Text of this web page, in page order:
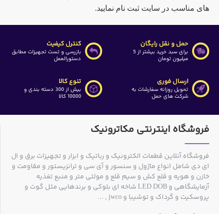
های مناسب در سایت ثبت نام نمایید.
حمل و نقل رایگان
برای سبد خرید بیشتر از 5
میلیون تومان
کنترل کیفیت
بازرسی و تست تجهیزات مطابق
دستورالعمل
ارسال فوری
تحویل روزانه سفارشات به
شرکت های حمل
تنوع کالا
بیش از 300 دسته بندی و
10000 کالا
فروشگاه اینترنتی مکاترونیک
فروشگاه آنلاین قطعات الکترونیک و رباتیک و ابزار و تجهیزات برق و ال
ای دی شامل انواع ماژول و سنسور و آی سی و ترانزیستور و مقاومت و
خازن و هویه و قلع کش و سیم قلع و مولتی متر و منبع تغذیه
آزمایشگاهی و LED DOB شاخه ای بلوکی و برندهایی مثل گوت و
پروسکیت و گرداک و توشیبا و jwco , ...